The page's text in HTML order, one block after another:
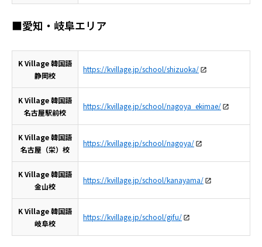
■愛知・岐阜エリア
K Village 韓国語
静岡校
https://kvillage.jp/school/shizuoka/
K Village 韓国語
名古屋駅前校
https://kvillage.jp/school/nagoya_ekimae/
K Village 韓国語
名古屋（栄）校
https://kvillage.jp/school/nagoya/
K Village 韓国語
金山校
https://kvillage.jp/school/kanayama/
K Village 韓国語
岐阜校
https://kvillage.jp/school/gifu/